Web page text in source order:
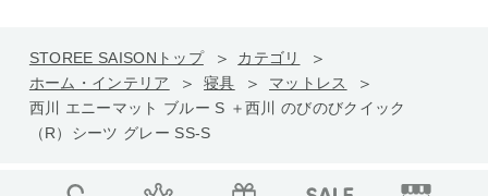
STOREE SAISONトップ
カテゴリ
ホーム・インテリア
寝具
マットレス
西川 エニーマット ブルー S ＋西川 のびのびクイック
（R）シーツ グレー SS-S